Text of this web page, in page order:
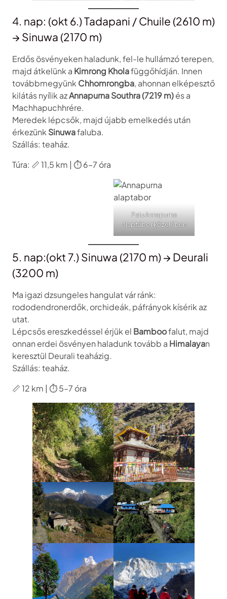
4. nap: (okt 6.) Tadapani / Chuile (2610 m)
→ Sinuwa (2170 m)
Erdős ösvényeken haladunk, fel-le hullámzó terepen,
majd átkelünk a Kimrong Kholafüggőhídján. Innen
továbbmegyünk Chhomrongba, ahonnan elképesztő
kilátás nyílik azAnnapurna Southra (7219 m)és a
Machhapuchhrére.
Meredek lépcsők, majd újabb emelkedés után
érkezünk Sinuwafaluba.
Szállás: teaház.
Túra: 📏 11,5 km | ⏱️ 6–7 óra
Falu Annapurna
alaptábor közelében
5. nap:(okt 7.) Sinuwa (2170 m) → Deurali
(3200 m)
Ma igazi dzsungeles hangulat vár ránk:
rododendronerdők, orchideák, páfrányok kísérik az
utat.
Lépcsős ereszkedéssel érjük el Bamboofalut, majd
onnan erdei ösvényen haladunk tovább a Himalayan
keresztül Deurali teaházig.
Szállás: teaház.
📏 12 km | ⏱️ 5–7 óra